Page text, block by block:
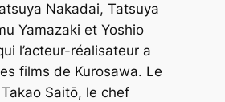
Nakadai, Tatsuya
Yamazaki et Yoshio
l’acteur-réalisateur a
films de Kurosawa. Le
Saitō, le chef